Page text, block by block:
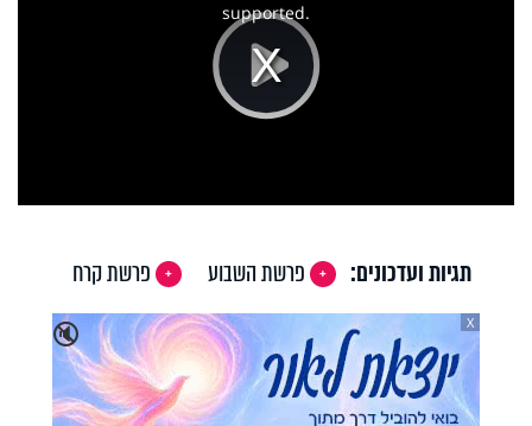
Play
Video
supported.
תגיות ועדכונים: פרשת השבוע
פרשת קרח
🔇
X